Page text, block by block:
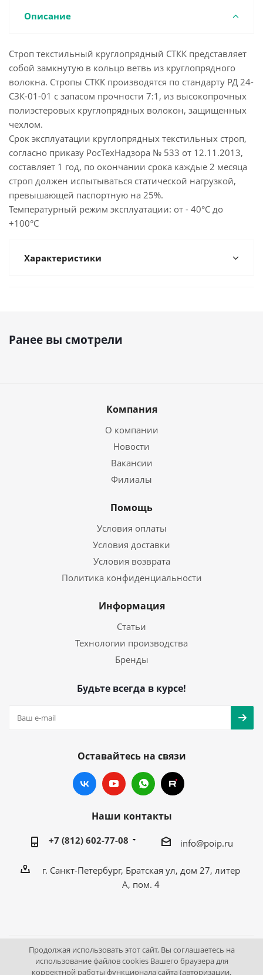
Описание
Строп текстильный круглопрядный СТКК представляет
собой замкнутую в кольцо ветвь из круглопрядного
волокна. Стропы СТКК производятся по стандарту РД 24-
СЗК-01-01 с запасом прочности 7:1, из высокопрочных
полиэстеровых круглопрядных волокон, защищенных
чехлом.
Срок эксплуатации круглопрядных текстильных строп,
согласно приказу РосТехНадзора № 533 от 12.11.2013,
составляет 1 год, по окончании срока каждые 2 месяца
строп должен испытываться статической нагрузкой,
превышающей паспортную на 25%.
Температурный режим эксплуатации: от - 40°С до
+100°С
Характеристики
Ранее вы смотрели
Компания
О компании
Новости
Вакансии
Филиалы
Помощь
Условия оплаты
Условия доставки
Условия возврата
Политика конфиденциальности
Информация
Статьи
Технологии производства
Бренды
Будьте всегда в курсе!
Оставайтесь на связи
Наши контакты
+7 (812) 602-77-08 info@poip.ru
г. Санкт-Петербург, Братская ул, дом 27, литер
А, пом. 4
2009 - 2026 © Промышленное оборудование Интернет
Продолжая использовать этот сайт, Вы соглашаетесь на
использование файлов cookies Вашего браузера для
корректной работы функционала сайта (авторизации,